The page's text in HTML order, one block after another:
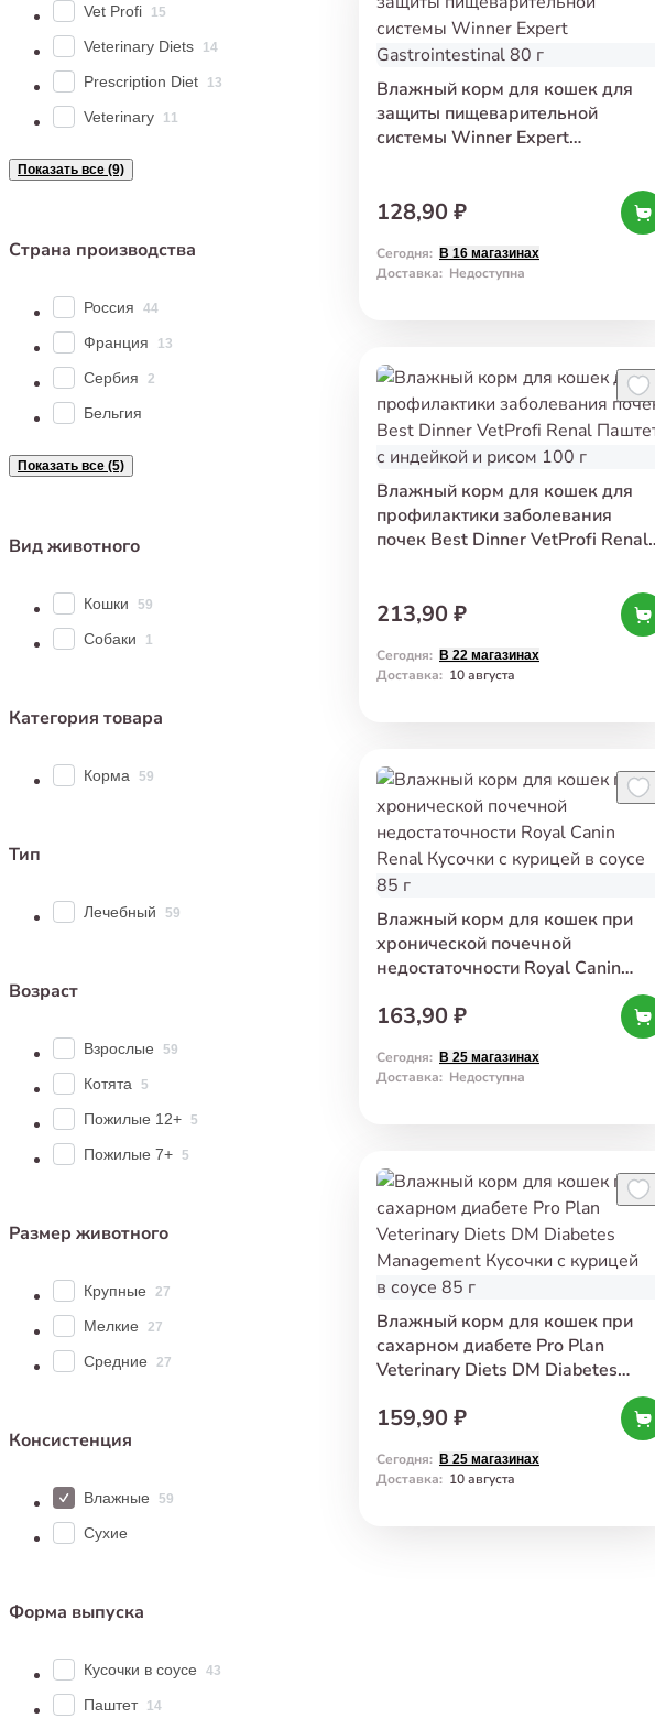
Vet Profi 15
Veterinary Diets 14
Prescription Diet 13
Veterinary 11
Показать все (9)
Страна производства
Россия 44
Франция 13
Сербия 2
Бельгия
Показать все (5)
Вид животного
Кошки 59
Собаки 1
Категория товара
Корма 59
Тип
Лечебный 59
Возраст
Взрослые 59
Котята 5
Пожилые 12+ 5
Пожилые 7+ 5
Размер животного
Крупные 27
Мелкие 27
Средние 27
Консистенция
Влажные 59
Сухие
Форма выпуска
Кусочки в соусе 43
Паштет 14
Влажный корм для кошек для
защиты пищеварительной
системы Winner Expert
128,90 ₽
Сегодня: В 16 магазинах
Доставка: Недоступна
Влажный корм для кошек для
профилактики заболевания
почек Best Dinner VetProfi Renal
213,90 ₽
Сегодня: В 22 магазинах
Доставка: 10 августа
Влажный корм для кошек при
хронической почечной
недостаточности Royal Canin
Renal Кусочки с курицей в соусе
85 г
163,90 ₽
Сегодня: В 25 магазинах
Доставка: Недоступна
Влажный корм для кошек при
сахарном диабете Pro Plan
Veterinary Diets DM Diabetes
Management Кусочки с курицей
в соусе 85 г
159,90 ₽
Сегодня: В 25 магазинах
Доставка: 10 августа